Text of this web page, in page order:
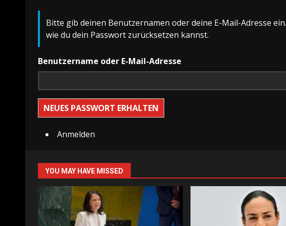
Bitte gib deinen Benutzernamen oder deine E-Mail-Adresse
wie du dein Passwort zurücksetzen kannst.
Benutzername oder E-Mail-Adresse
NEUES PASSWORT ERHALTEN
Anmelden
YOU MAY HAVE MISSED